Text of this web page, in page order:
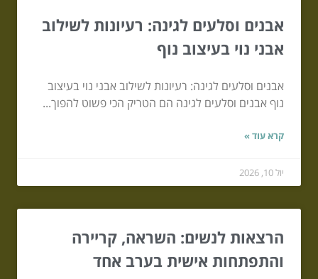
אבנים וסלעים לגינה: רעיונות לשילוב
אבני נוי בעיצוב נוף
אבנים וסלעים לגינה: רעיונות לשילוב אבני נוי בעיצוב
נוף אבנים וסלעים לגינה הם הטריק הכי פשוט להפוך...
קרא עוד »
יול 10, 2026
הרצאות לנשים: השראה, קריירה
והתפתחות אישית בערב אחד